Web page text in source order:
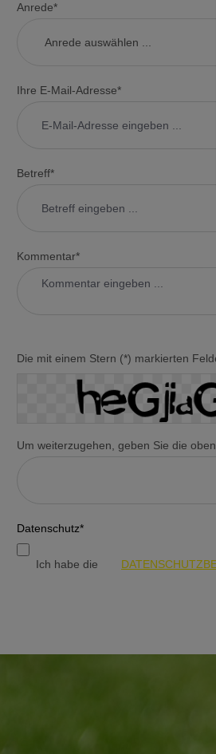
Anrede*
Ihre E-Mail-Adresse*
Betreff*
Kommentar*
Die mit einem Stern (*) markierten
Um weiterzugehen, geben Sie die
Datenschutz*
Ich habe die